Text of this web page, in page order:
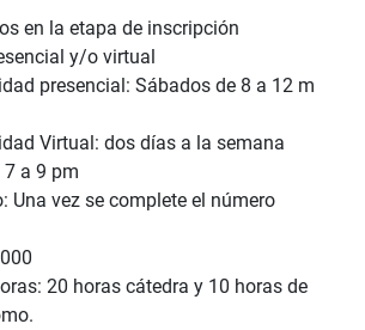
en la etapa de inscripción
y/o virtual
presencial: Sábados de 8 a 12 m
Virtual: dos días a la semana
a 9 pm
Una vez se complete el número
20 horas cátedra y 10 horas de